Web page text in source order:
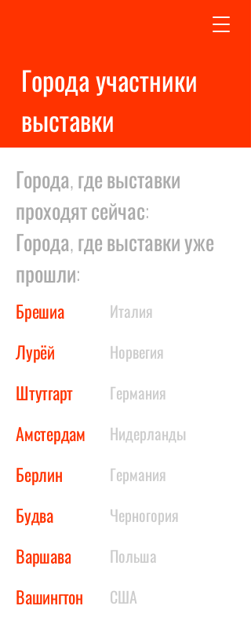
Города участники
выставки
Города, где выставки
проходят сейчас:
Города, где выставки уже
прошли:
Брешиа Италия
Лурёй Норвегия
Штутгарт Германия
Амстердам Нидерланды
Берлин Германия
Будва Черногория
Варшава Польша
Вашингтон США